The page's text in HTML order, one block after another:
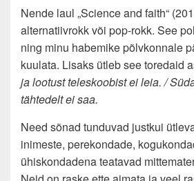
Nende laul „Science and faith“
alternatiivrokk või pop-rokk. See
ning minu habemike põlvkonnale
kuulata. Lisaks ütleb see toredaid
ja lootust teleskoobist ei leia. /
tähtedelt ei saa.
Need sõnad tunduvad justkui
inimeste, perekondade,
ühiskondadena teatavad